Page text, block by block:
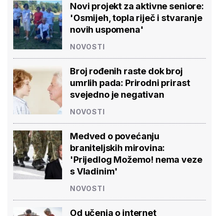
Novi projekt za aktivne seniore:
'Osmijeh, topla riječ i stvaranje
novih uspomena'
NOVOSTI
Broj rođenih raste dok broj
umrlih pada: Prirodni prirast
svejedno je negativan
NOVOSTI
Medved o povećanju
braniteljskih mirovina:
'Prijedlog Možemo! nema veze
s Vladinim'
NOVOSTI
Od učenja o internet